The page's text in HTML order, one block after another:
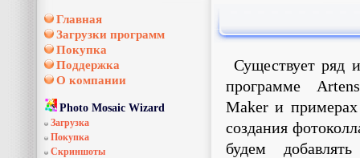
Главная
Загрузки программ
Покупка
Поддержка
О компании
Photo Mosaic Wizard
Загрузка
Покупка
Скриншоты
Существует ряд
программе
Maker и
создания
будем